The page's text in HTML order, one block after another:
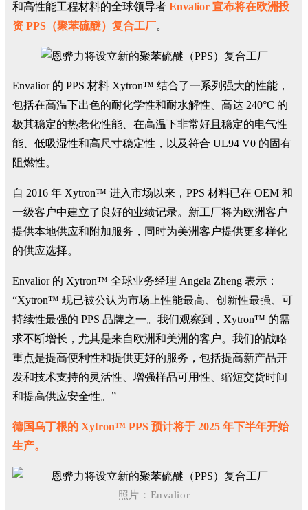
和高性能工程材料的全球领导者 Envalior 宣布将在欧洲投
资 PPS（聚苯硫醚）复合工厂。
Envalior 的 PPS 材料 Xytron™ 结合了一系列强大的性能，
包括在高温下出色的耐化学性和耐水解性、高达 240°C 的
极其稳定的热老化性能、在高温下非常好且稳定的电气性
能、低吸湿性和高尺寸稳定性，以及符合 UL94 V0 的固有
阻燃性。
自 2016 年 Xytron™ 进入市场以来，PPS 材料已在 OEM 和
一级客户中建立了良好的业绩记录。新工厂将为欧洲客户
提供本地供应和附加服务，同时为美洲客户提供更多样化
的供应选择。
Envalior 的 Xytron™ 全球业务经理 Angela Zheng 表示：
“Xytron™ 现已被公认为市场上性能最高、创新性最强、可
持续性最强的 PPS 品牌之一。我们观察到，Xytron™ 的需
求不断增长，尤其是来自欧洲和美洲的客户。我们的战略
重点是提高便利性和提供更好的服务，包括提高新产品开
发和技术支持的灵活性、增强样品可用性、缩短交货时间
和提高供应安全性。”
德国乌丁根的 Xytron™ PPS 预计将于 2025 年下半年开始
生产。
照片：Envalior